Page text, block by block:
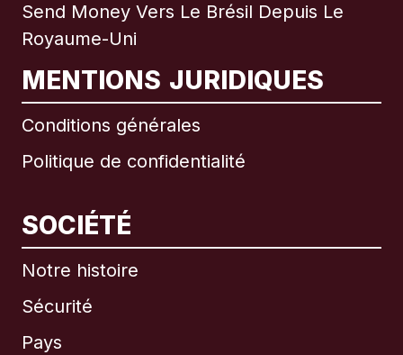
Send Money Vers Le Brésil Depuis Le
Royaume-Uni
MENTIONS JURIDIQUES
Conditions générales
Politique de confidentialité
SOCIÉTÉ
Notre histoire
Sécurité
Pays